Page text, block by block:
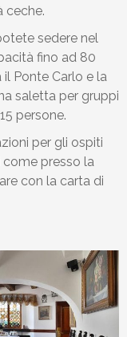
ceche.
sedere nel
fino ad 80
Ponte Carlo e la
saletta per gruppi
persone.
per gli ospiti
presso la
con la carta di